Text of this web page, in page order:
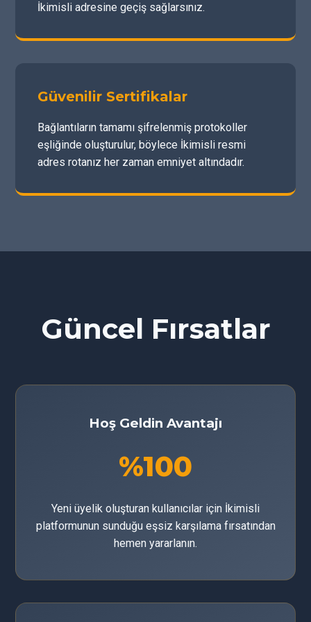
İkimisli adresine geçiş sağlarsınız.
Güvenilir Sertifikalar
Bağlantıların tamamı şifrelenmiş protokoller
eşliğinde oluşturulur, böylece İkimisli resmi
adres rotanız her zaman emniyet altındadır.
Güncel Fırsatlar
Hoş Geldin Avantajı
%100
Yeni üyelik oluşturan kullanıcılar için İkimisli
platformunun sunduğu eşsiz karşılama fırsatından
hemen yararlanın.